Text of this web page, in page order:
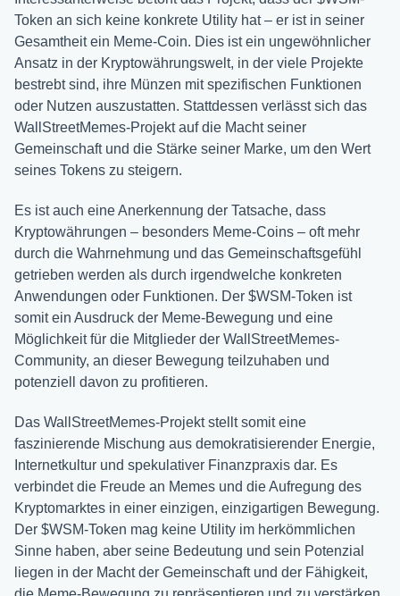
Token an sich keine konkrete Utility hat – er ist in seiner
Gesamtheit ein Meme-Coin. Dies ist ein ungewöhnlicher
Ansatz in der Kryptowährungswelt, in der viele Projekte
bestrebt sind, ihre Münzen mit spezifischen Funktionen
oder Nutzen auszustatten. Stattdessen verlässt sich das
WallStreetMemes-Projekt auf die Macht seiner
Gemeinschaft und die Stärke seiner Marke, um den Wert
seines Tokens zu steigern.
Es ist auch eine Anerkennung der Tatsache, dass
Kryptowährungen – besonders Meme-Coins – oft mehr
durch die Wahrnehmung und das Gemeinschaftsgefühl
getrieben werden als durch irgendwelche konkreten
Anwendungen oder Funktionen. Der $WSM-Token ist
somit ein Ausdruck der Meme-Bewegung und eine
Möglichkeit für die Mitglieder der WallStreetMemes-
Community, an dieser Bewegung teilzuhaben und
potenziell davon zu profitieren.
Das WallStreetMemes-Projekt stellt somit eine
faszinierende Mischung aus demokratisierender Energie,
Internetkultur und spekulativer Finanzpraxis dar. Es
verbindet die Freude an Memes und die Aufregung des
Kryptomarktes in einer einzigen, einzigartigen Bewegung.
Der $WSM-Token mag keine Utility im herkömmlichen
Sinne haben, aber seine Bedeutung und sein Potenzial
liegen in der Macht der Gemeinschaft und der Fähigkeit,